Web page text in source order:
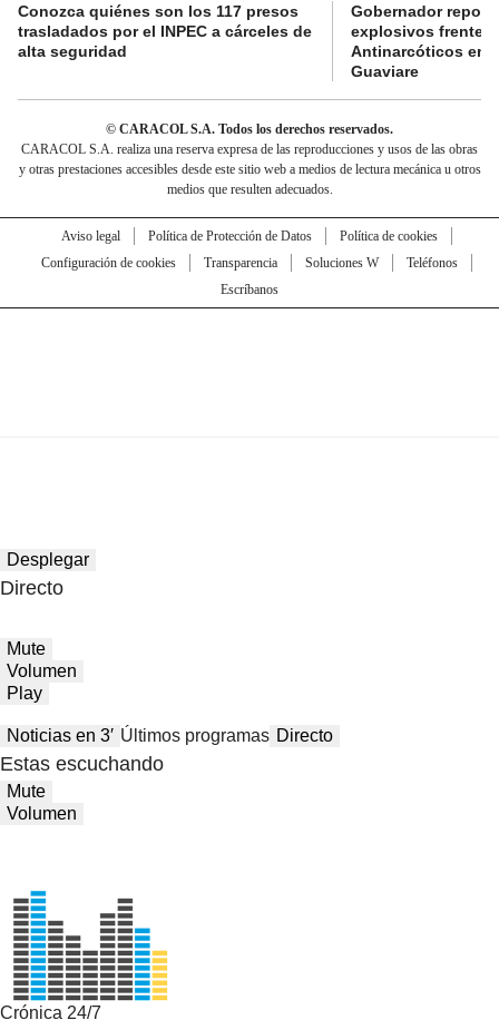
Conozca quiénes son los 117 presos
trasladados por el INPEC a cárceles de
alta seguridad
Gobernador
explosivos frente a
Antinarcóticos en
Guaviare
© CARACOL S.A. Todos los derechos reservados.
CARACOL S.A. realiza una reserva expresa de las reproducciones y usos de las obras
y otras prestaciones accesibles desde este sitio web a medios de lectura mecánica u otros
medios que resulten adecuados.
Aviso legal Política de Protección de Datos
Política de cookies
Configuración de cookies
Transparencia Soluciones W
Teléfonos
Escríbanos
Desplegar
Directo
Mute
Volumen
Play
Noticias en 3′ Últimos programas Directo
Estas escuchando
Mute
Volumen
Crónica 24/7